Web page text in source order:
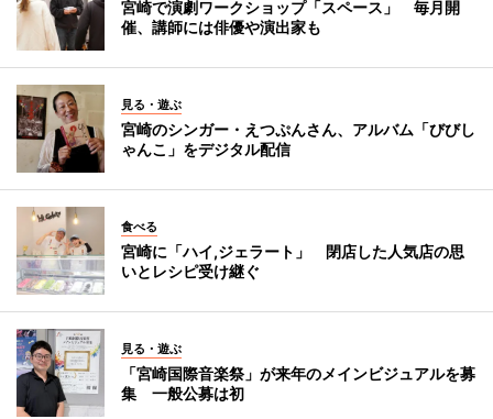
宮崎で演劇ワークショップ「スペース」 毎月開
催、講師には俳優や演出家も
見る・遊ぶ
宮崎のシンガー・えつぷんさん、アルバム「びびし
ゃんこ」をデジタル配信
食べる
宮崎に「ハイ,ジェラート」 閉店した人気店の思
いとレシピ受け継ぐ
見る・遊ぶ
「宮崎国際音楽祭」が来年のメインビジュアルを募
集 一般公募は初